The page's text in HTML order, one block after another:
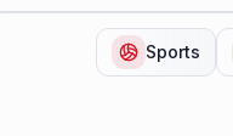
Sports